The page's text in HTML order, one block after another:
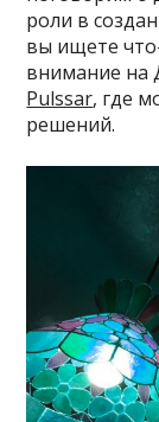
роли в
вы ищете
внимание на
Pulssar, где
решений.